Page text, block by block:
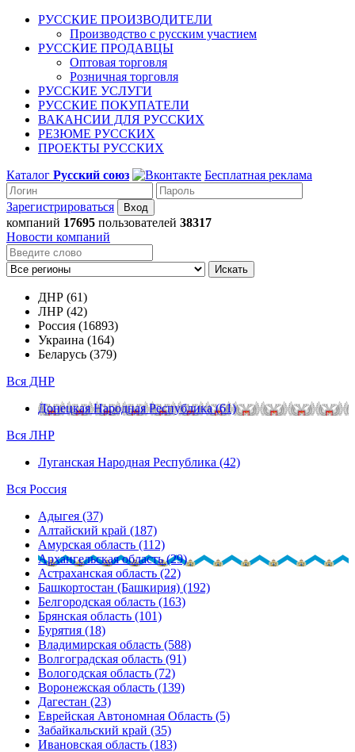
РУССКИЕ ПРОИЗВОДИТЕЛИ
Производство с русским участием
РУССКИЕ ПРОДАВЦЫ
Оптовая торговля
Розничная торговля
РУССКИЕ УСЛУГИ
РУССКИЕ ПОКУПАТЕЛИ
ВАКАНСИИ ДЛЯ РУССКИХ
РЕЗЮМЕ РУССКИХ
ПРОЕКТЫ РУССКИХ
Каталог Русский союз Бесплатная реклама
Зарегистрироваться
компаний 17695 пользователей 38317
Новости компаний
Искать
ДНР (61)
ЛНР (42)
Россия (16893)
Украина (164)
Беларусь (379)
Вся ДНР
Донецкая Народная Республика (61)
Вся ЛНР
Луганская Народная Республика (42)
Вся Россия
Адыгея (37)
Алтайский край (187)
Амурская область (112)
Архангельская область (29)
Астраханская область (22)
Башкортостан (Башкирия) (192)
Белгородская область (163)
Брянская область (101)
Бурятия (18)
Владимирская область (588)
Волгоградская область (91)
Вологодская область (72)
Воронежская область (139)
Дагестан (23)
Еврейская Автономная Область (5)
Забайкальский край (35)
Ивановская область (183)